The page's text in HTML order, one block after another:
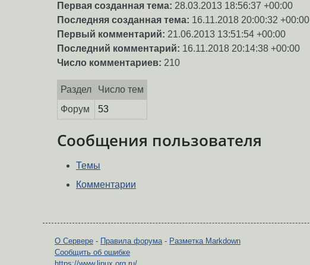
Первая созданная тема: 28.03.2013 18:56:37 +00:00
Последняя созданная тема: 16.11.2018 20:00:32 +00:00
Первый комментарий: 21.06.2013 13:51:54 +00:00
Последний комментарий: 16.11.2018 20:14:38 +00:00
Число комментариев: 210
Раздел
Число тем
Форум
53
Сообщения пользователя
Темы
Комментарии
О Сервере - Правила форума- Разметка Markdown
Сообщить об ошибке